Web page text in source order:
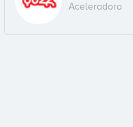
Aceleradora